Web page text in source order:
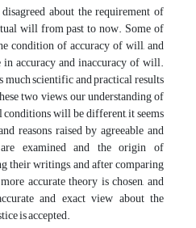
about the requirement of
will from past to now. Some of
condition of accuracy of will, and
accuracy and inaccuracy of will.
much scientific and practical results
two views, our understanding of
conditions will be different, it seems
reasons raised by agreeable and
are examined and the origin of
their writings, and after comparing
accurate theory is chosen, and
and exact view about the
is accepted.